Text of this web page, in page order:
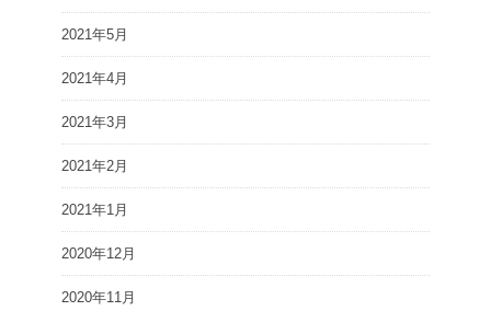
2021年5月
2021年4月
2021年3月
2021年2月
2021年1月
2020年12月
2020年11月